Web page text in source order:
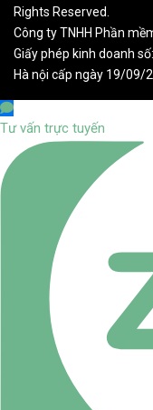
Rights Reserved.
Công ty TNHH Phần
Giấy phép kinh doanh
Hà nội cấp ngày 19/09/
Tư vấn trực tuyến